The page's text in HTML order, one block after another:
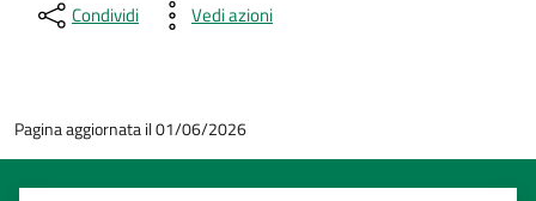
Condividi Vedi azioni
Pagina aggiornata il 01/06/2026